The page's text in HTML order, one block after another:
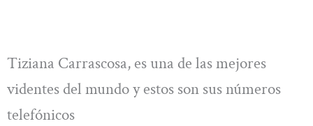
Tiziana Carrascosa, es una de las mejores
videntes del mundo y estos son sus números
telefónicos